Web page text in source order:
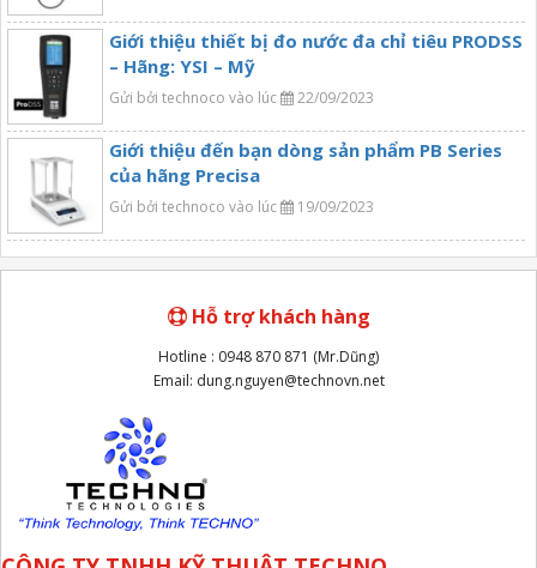
Giới thiệu thiết bị đo nước đa chỉ tiêu PRODSS
– Hãng: YSI – Mỹ
Gửi bởi technoco vào lúc 22/09/2023
Giới thiệu đến bạn dòng sản phẩm PB Series
của hãng Precisa
Gửi bởi technoco vào lúc 19/09/2023
Hỗ trợ khách hàng
Hotline : 0948 870 871 (Mr.Dũng)
Email: dung.nguyen@technovn.net